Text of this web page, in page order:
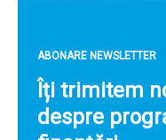
ABONARE NEWSLETTER
Îți trimitem
despre